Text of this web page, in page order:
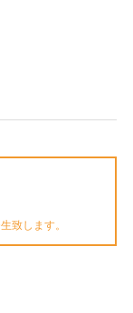
致します。